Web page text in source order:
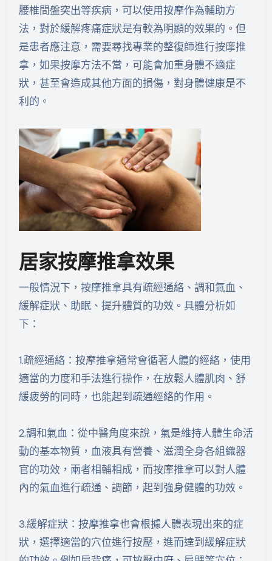
腰椎間盤突出等疾病，可以使用按摩作為輔助方
法，對於緩解疼痛症狀是有較為明顯的效果的。但
是患者應注意，需要尋找專業的整復師進行按摩推
拿，如果按摩方法不當，可能會加重身體不適症
狀，甚至會造成其他方面的損傷，對身體健康是不
利的。
居家按摩推拿效果
一般情況下，按摩推拿具有疏經通絡、調和氣血、
緩解症狀、助眠、提升體質的功效。具體分析如
下：
1.疏經通絡：按摩推拿通常會循著人體的經絡，使用
適當的力度和手法進行操作，在放鬆人體肌肉、舒
緩疲勞的同時，也能起到疏通經絡的作用。
2.調和氣血：從中醫角度來說，氣是維持人體生命活
動的基本物質，血液具有營養、滋潤全身各組織器
官的功效，兩者相輔相成，而按摩推拿可以對人體
內的氣血進行疏通、調節，起到強身健體的功效。
3.緩解症狀：按摩推拿也會根據人體表現出來的症
狀，選擇適當的穴位進行按壓，進而達到緩解症狀